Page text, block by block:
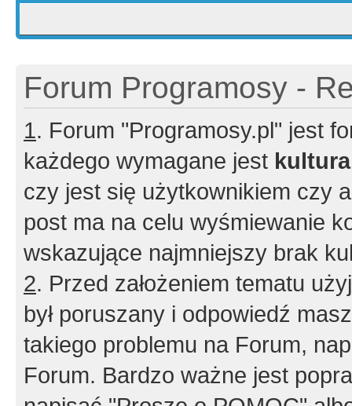
Forum Programosy -
1. Forum "Programosy.pl" jest
każdego wymagane jest
czy jest się użytkownikiem czy
post ma na celu wyśmiewanie
wskazujące najmniejszy brak
2. Przed założeniem tematu
był poruszany i odpowiedź
takiego problemu na Forum,
Forum. Bardzo ważne jest